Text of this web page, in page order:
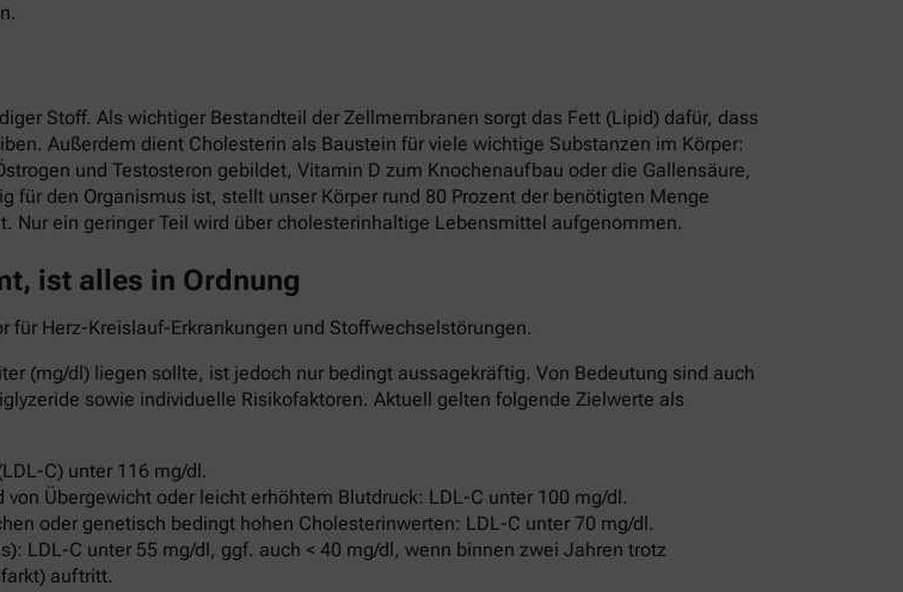
Stoff. Als wichtiger Bestandteil der Zellmembranen sorgt das Fett (Lipid) dafür, dass
Außerdem dient Cholesterin als Baustein für viele wichtige Substanzen im Körper:
und Testosteron gebildet, Vitamin D zum Knochenaufbau oder die Gallensäure,
den Organismus ist, stellt unser Körper rund 80 Prozent der benötigten Menge
Nur ein geringer Teil wird über cholesterinhaltige Lebensmittel aufgenommen.
ist alles in Ordnung
Herz-Kreislauf-Erkrankungen und Stoffwechselstörungen.
(mg/dl) liegen sollte, ist jedoch nur bedingt aussagekräftig. Von Bedeutung sind auch
sowie individuelle Risikofaktoren. Aktuell gelten folgende Zielwerte als
C) unter 116 mg/dl.
Übergewicht oder leicht erhöhtem Blutdruck: LDL-C unter 100 mg/dl.
oder genetisch bedingt hohen Cholesterinwerten: LDL-C unter 70 mg/dl.
LDL-C unter 55 mg/dl, ggf. auch < 40 mg/dl, wenn binnen zwei Jahren trotz
auftritt.